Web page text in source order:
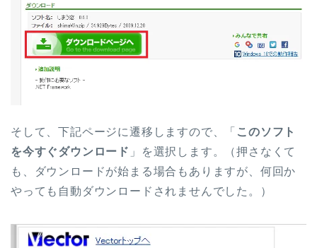
そして、下記ページに遷移しますので、「 このソフト
を今すぐダウンロード 」を選択します。（押さなくて
も、ダウンロードが始まる場合もありますが、何回か
やっても自動ダウンロードされませんでした。）